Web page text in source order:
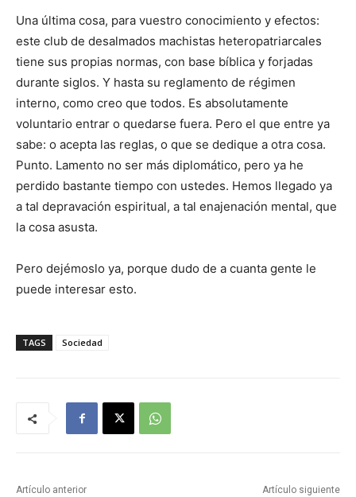
Una última cosa, para vuestro conocimiento y efectos:
este club de desalmados machistas heteropatriarcales
tiene sus propias normas, con base bíblica y forjadas
durante siglos. Y hasta su reglamento de régimen
interno, como creo que todos. Es absolutamente
voluntario entrar o quedarse fuera. Pero el que entre ya
sabe: o acepta las reglas, o que se dedique a otra cosa.
Punto. Lamento no ser más diplomático, pero ya he
perdido bastante tiempo con ustedes. Hemos llegado ya
a tal depravación espiritual, a tal enajenación mental, que
la cosa asusta.
Pero dejémoslo ya, porque dudo de a cuanta gente le
puede interesar esto.
TAGS Sociedad
Artículo anterior Artículo siguiente